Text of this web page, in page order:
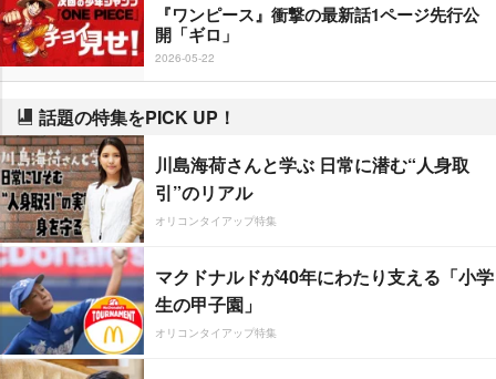
『ワンピース』衝撃の最新話1ページ先行公
開「ギロ」
2026-05-22
話題の特集をPICK UP！
川島海荷さんと学ぶ 日常に潜む“人身取
引”のリアル
オリコンタイアップ特集
マクドナルドが40年にわたり支える「小学
生の甲子園」
オリコンタイアップ特集